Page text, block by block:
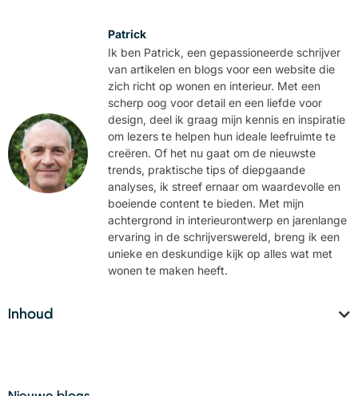
Patrick
Ik ben Patrick, een gepassioneerde schrijver
van artikelen en blogs voor een website die
zich richt op wonen en interieur. Met een
scherp oog voor detail en een liefde voor
design, deel ik graag mijn kennis en inspiratie
om lezers te helpen hun ideale leefruimte te
creëren. Of het nu gaat om de nieuwste
trends, praktische tips of diepgaande
analyses, ik streef ernaar om waardevolle en
boeiende content te bieden. Met mijn
achtergrond in interieurontwerp en jarenlange
ervaring in de schrijverswereld, breng ik een
unieke en deskundige kijk op alles wat met
wonen te maken heeft.
Inhoud